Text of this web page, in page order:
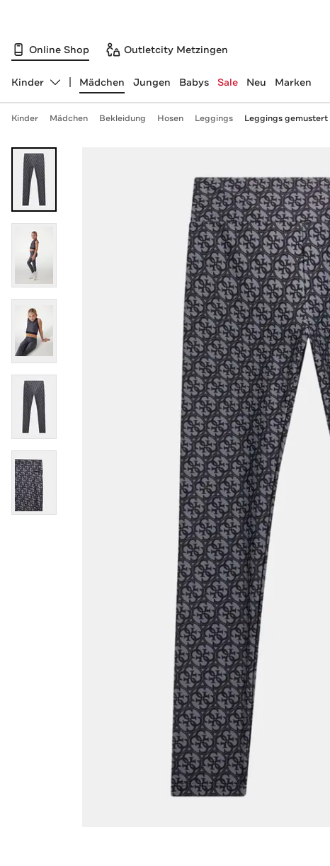
Online Shop Outletcity Metzingen
Abteilung ändern, ausgewählt:
Kinder Mädchen Jungen Babys Sale Neu Marken
Kinder Mädchen Bekleidung Hosen Leggings Leggings gemustert